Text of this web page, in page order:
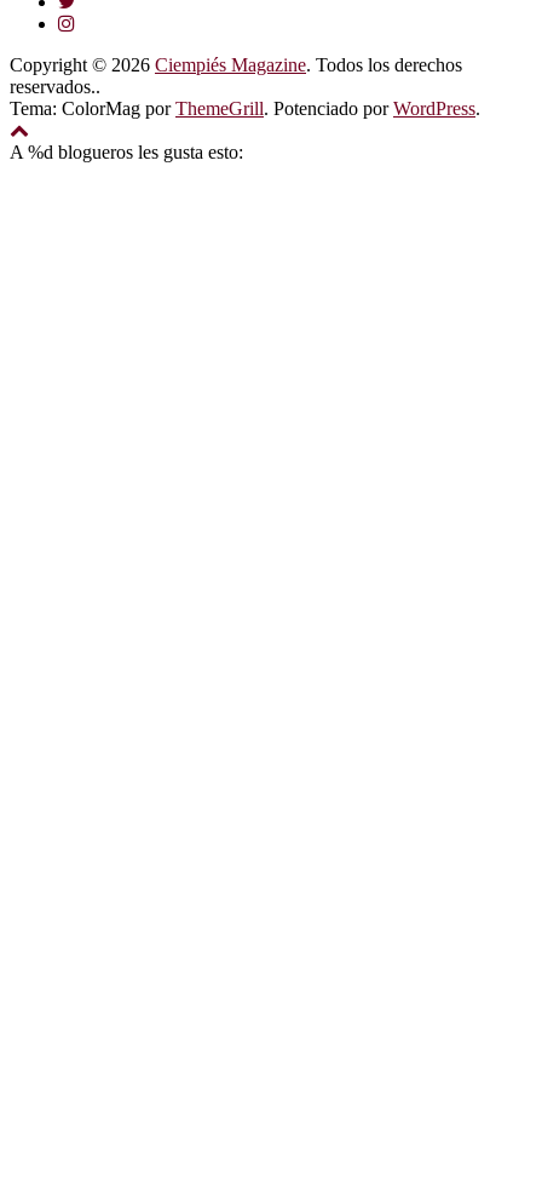
Copyright © 2026 Ciempiés Magazine. Todos los derechos
reservados..
Tema: ColorMag porThemeGrill. Potenciado porWordPress.
A%d blogueros les gusta esto: